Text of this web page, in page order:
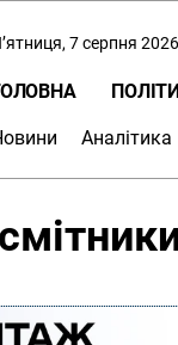
7 серпня 2026
Аналітика